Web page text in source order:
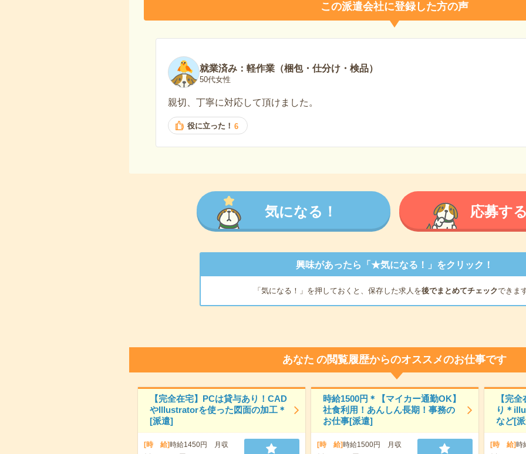
この派遣会社に登録した方の声
就業済み：軽作業（梱包・仕分け・検品）
50代女性
親切、丁寧に対応して頂けました。
役に立った！ 6
気になる！ 応募す
興味があったら「★気になる！」をクリック！
「気になる！」を押しておくと、保存した求人を後でまとめてチェックできま
あなた の閲覧履歴からのオススメのお仕事です
【完全在宅】PCは貸与あり！CAD
やIllustratorを使った図面の加工＊
[派遣]
[時 給]時給1450円 月収
時給1500円＊【マイカー通勤OK】
社食利用！あんしん長期！事務の
お仕事[派遣]
[時 給]時給1500円 月収
【完
り＊
など[
[時 給]時